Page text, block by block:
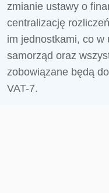
zmianie ustawy o
centralizację
im jednostkami, co w
samorząd oraz
zobowiązane będą
VAT-7.